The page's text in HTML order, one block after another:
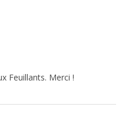
Feuillants. Merci !